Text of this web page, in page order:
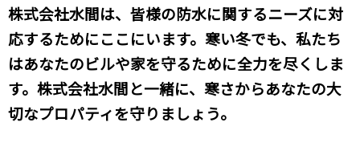
株式会社水間は、皆様の防水に関するニーズに対
応するためにここにいます。寒い冬でも、私たち
はあなたのビルや家を守るために全力を尽くしま
す。株式会社水間と一緒に、寒さからあなたの大
切なプロパティを守りましょう。